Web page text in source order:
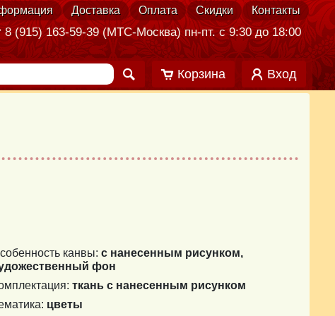
Доставка Оплата Скидки Контакты
(915) 163-59-39 (МТС-Москва) пн-пт. с 9:30 до 18:00
Корзина Вход
канвы: с нанесенным рисунком,
фон
ткань с нанесенным рисунком
цветы